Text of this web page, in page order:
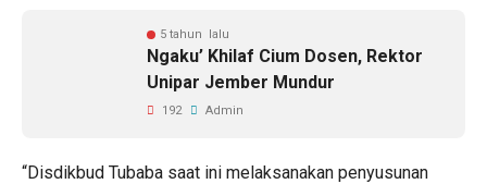
5 tahun lalu
Ngaku’ Khilaf Cium Dosen, Rektor
Unipar Jember Mundur
192 Admin
“Disdikbud Tubaba saat ini melaksanakan penyusunan